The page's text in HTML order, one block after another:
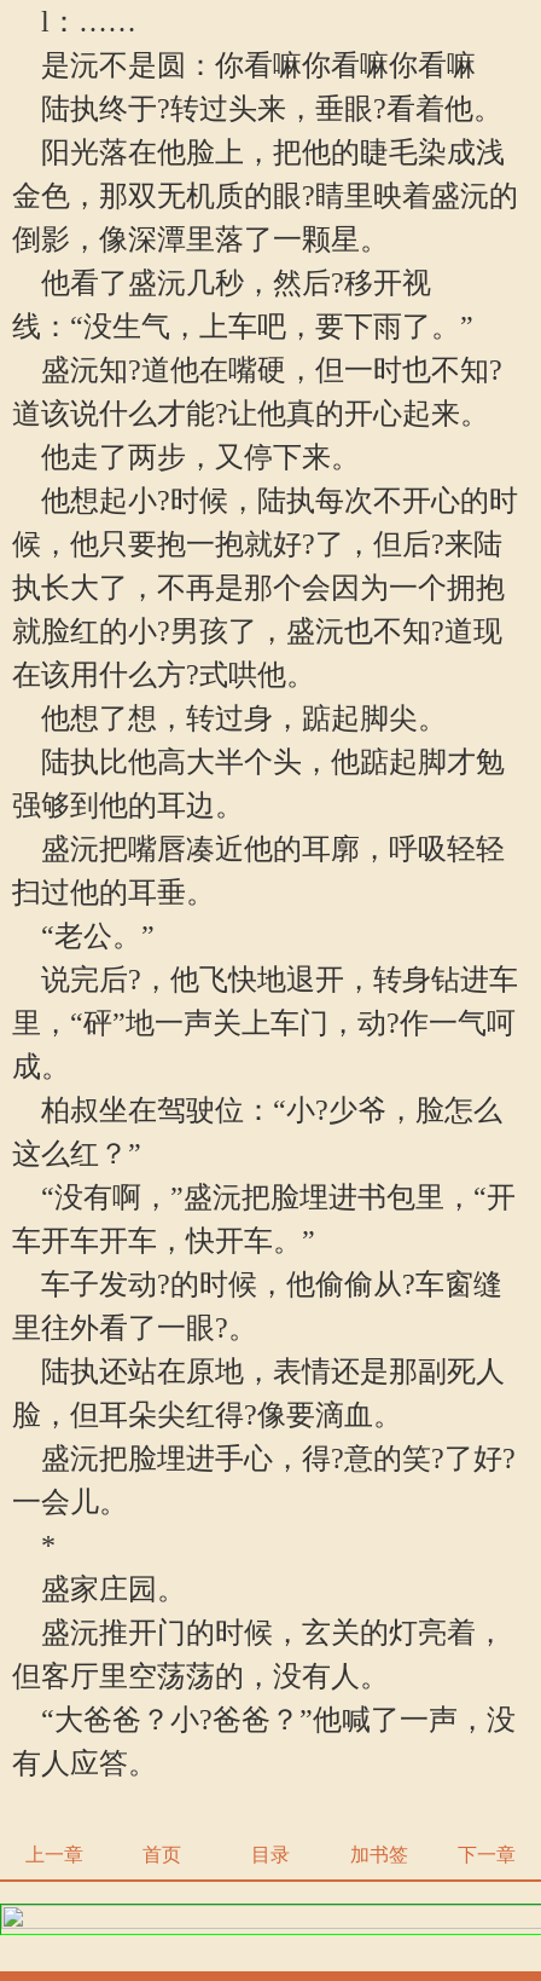
l：……
是沅不是圆：你看嘛你看嘛你看嘛
陆执终于?转过头来，垂眼?看着他。
阳光落在他脸上，把他的睫毛染成浅
金色，那双无机质的眼?睛里映着盛沅的
倒影，像深潭里落了一颗星。
他看了盛沅几秒，然后?移开视
线：“没生气，上车吧，要下雨了。”
盛沅知?道他在嘴硬，但一时也不知?
道该说什么才能?让他真的开心起来。
他走了两步，又停下来。
他想起小?时候，陆执每次不开心的时
候，他只要抱一抱就好?了，但后?来陆
执长大了，不再是那个会因为一个拥抱
就脸红的小?男孩了，盛沅也不知?道现
在该用什么方?式哄他。
他想了想，转过身，踮起脚尖。
陆执比他高大半个头，他踮起脚才勉
强够到他的耳边。
盛沅把嘴唇凑近他的耳廓，呼吸轻轻
扫过他的耳垂。
“老公。”
说完后?，他飞快地退开，转身钻进车
里，“砰”地一声关上车门，动?作一气呵
成。
柏叔坐在驾驶位：“小?少爷，脸怎么
这么红？”
“没有啊，”盛沅把脸埋进书包里，“开
车开车开车，快开车。”
车子发动?的时候，他偷偷从?车窗缝
里往外看了一眼?。
陆执还站在原地，表情还是那副死人
脸，但耳朵尖红得?像要滴血。
盛沅把脸埋进手心，得?意的笑?了好?
一会儿。
*
盛家庄园。
盛沅推开门的时候，玄关的灯亮着，
但客厅里空荡荡的，没有人。
“大爸爸？小?爸爸？”他喊了一声，没
有人应答。
上一章 首页 目录 加书签 下一章